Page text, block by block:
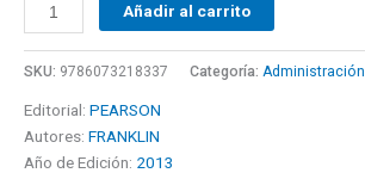
Añadir al carrito
SKU: 9786073218337 Categoría: Administración
Editorial: PEARSON
Autores: FRANKLIN
Año de Edición: 2013